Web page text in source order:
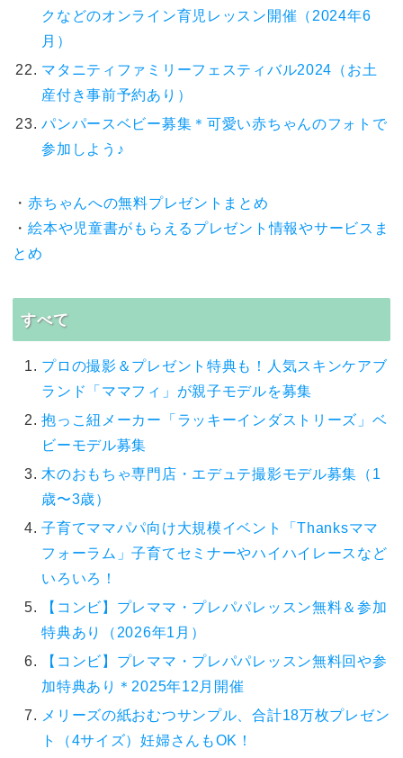
クなどのオンライン育児レッスン開催（2024年6
月）
マタニティファミリーフェスティバル2024（お土
産付き事前予約あり）
パンパースベビー募集＊可愛い赤ちゃんのフォトで
参加しよう♪
・赤ちゃんへの無料プレゼントまとめ
・絵本や児童書がもらえるプレゼント情報やサービスま
とめ
すべて
プロの撮影＆プレゼント特典も！人気スキンケアブ
ランド「ママフィ」が親子モデルを募集
抱っこ紐メーカー「ラッキーインダストリーズ」ベ
ビーモデル募集
木のおもちゃ専門店・エデュテ撮影モデル募集（1
歳〜3歳）
子育てママパパ向け大規模イベント「Thanksママ
フォーラム」子育てセミナーやハイハイレースなど
いろいろ！
【コンビ】プレママ・プレパパレッスン無料＆参加
特典あり（2026年1月）
【コンビ】プレママ・プレパパレッスン無料回や参
加特典あり＊2025年12月開催
メリーズの紙おむつサンプル、合計18万枚プレゼン
ト（4サイズ）妊婦さんもOK！